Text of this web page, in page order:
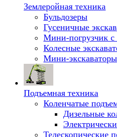
Землеройная техника
Бульдозеры
Гусеничные
Мини-погрузчик
Колесные
Мини-экскаваторы
Подъемная техника
Коленчатые
Дизельные
Телескопические